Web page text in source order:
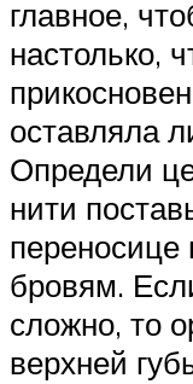
главное,
настолько,
оставляла
Определи
нити
переносице
бровям.
сложно, то
верхней